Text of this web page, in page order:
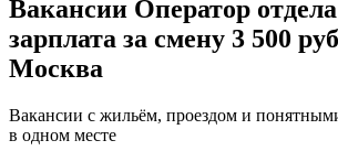
Вакансии Оператор
зарплата за смену 3 500
Москва
Вакансии с жильём, проездом и
в одном месте